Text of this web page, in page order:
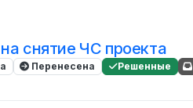
снятие ЧС проекта
Перенесена Решенные